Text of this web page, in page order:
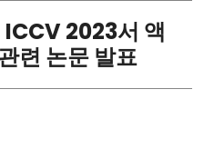
2023서 액
련 논문 발표